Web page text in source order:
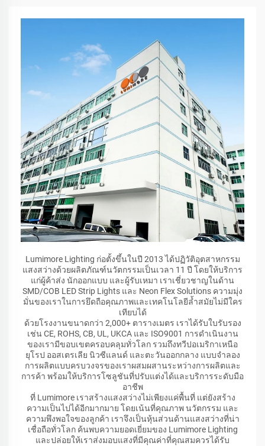
Lumimore Lighting ก่อตั้งขึ้นในปี 2013 ได้ปฏิวัติอุตสาหกรรม
แสงสว่างด้วยผลิตภัณฑ์นวัตกรรมเป็นเวลา 11 ปี โดยให้บริการ
แก่ผู้ค้าส่ง นักออกแบบ และผู้รับเหมา เราเชี่ยวชาญในด้าน
SMD/COB LED Strip Lights และ Neon Flex Solutions ความมุ่ง
มั่นของเราในการยึดถือคุณภาพและเทคโนโลยีล้ำสมัยไม่มีใคร
เทียบได้
ด้วยโรงงานขนาดกว่า 2,000+ ตารางเมตร เราได้รับใบรับรอง
เช่น CE, ROHS, CB, UL, UKCA และ ISO9001 การดำเนินงาน
ของเรามีขอบเขตครอบคลุมทั่วโลก รวมถึงทวีปอเมริกาเหนือ
ยุโรป ออสเตรเลีย นิวซีแลนด์ และตะวันออกกลาง แบบจำลอง
การผลิตแบบครบวงจรของเราผสมผสานระหว่างการผลิตและ
การค้า พร้อมให้บริการโซลูชันที่ปรับแต่งได้และบริการระดับมือ
อาชีพ
ที่ Lumimore เราสร้างแสงสว่างไม่เพียงแค่พื้นที่ แต่ยังสร้าง
ความเป็นไปได้อีกมากมาย โดยเน้นที่คุณภาพ นวัตกรรม และ
ความพึงพอใจของลูกค้า เราจึงเป็นหุ้นส่วนด้านแสงสว่างที่น่า
เชื่อถือทั่วโลก ค้นพบความยอดเยี่ยมของ Lumimore Lighting
และปล่อยให้เราส่งมอบแสงที่มีคุณค่าที่คุณสมควรได้รับ